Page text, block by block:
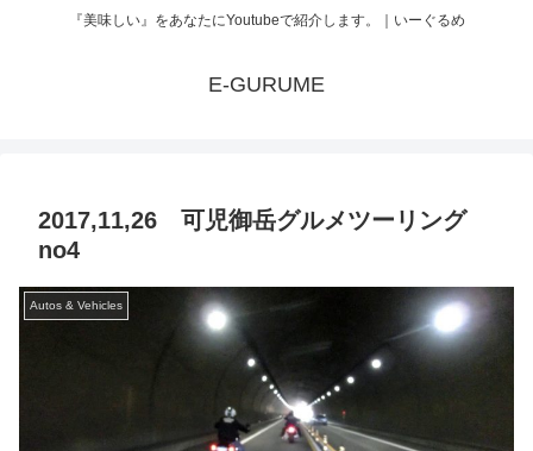
『美味しい』をあなたにYoutubeで紹介します。｜いーぐるめ
E-GURUME
2017,11,26 可児御岳グルメツーリング
no4
Autos & Vehicles